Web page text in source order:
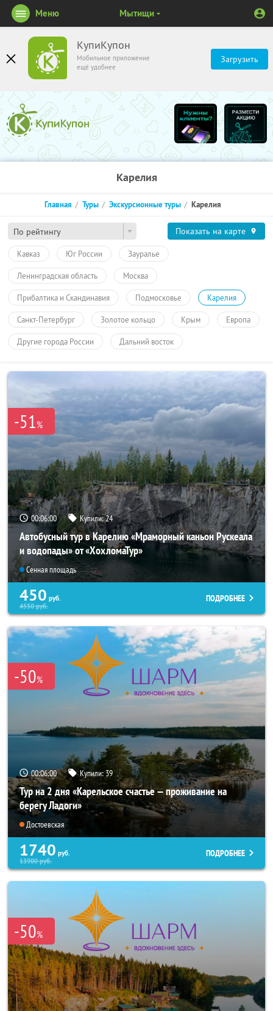
КупиКупон
Мобильное приложение
ещё удобнее
Загрузить
Меню Мытищи
Карелия
По рейтингу
Главная Туры Экскурсионные туры Карелия
Показать на карте
Кавказ Юг России Зауралье
Ленинградская область Москва
Прибалтика и Скандинавия Подмосковье Карелия
Санкт-Петербург Золотое кольцо Крым Европа
Другие города России Дальний восток
-51%
00:06:00 Купили:24
Автобусный тур в Карелию «Мраморный каньон Рускеала
и водопады» от «ХохломаТур»
Сенная площадь
450 руб.
4550руб.
ПОДРОБНЕЕ
-50%
00:06:00 Купили:39
Тур на 2 дня «Карельское счастье — проживание на
берегу Ладоги»
Достоевская
1740 руб.
13900руб.
ПОДРОБНЕЕ
-50%